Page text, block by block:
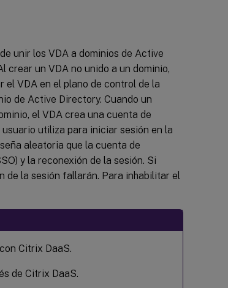
unir los VDA a dominios de Active
crear un VDA no unido a un dominio,
VDA en el plano de control de la
de Active Directory. Cuando un
el VDA crea una cuenta de
utiliza para iniciar sesión en la
aleatoria que la cuenta de
y la reconexión de la sesión. Si
de la sesión fallarán. Para inhabilitar el
Citrix DaaS.
de Citrix DaaS.